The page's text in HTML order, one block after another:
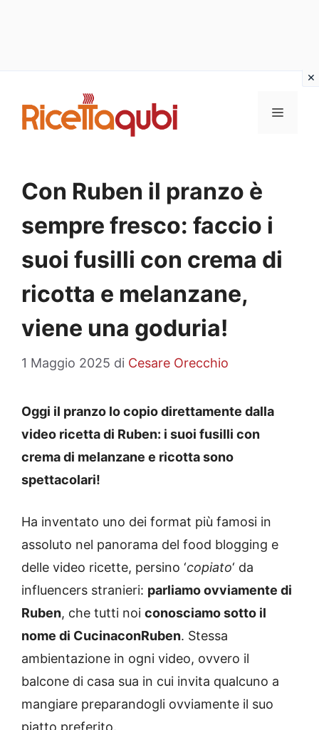
contenuto
MENU
Con Ruben il pranzo è
sempre fresco: faccio i
suoi fusilli con crema di
ricotta e melanzane,
viene una goduria!
1 Maggio 2025 di Cesare Orecchio
Oggi il pranzo lo copio direttamente dalla
video ricetta di Ruben: i suoi fusilli con
crema di melanzane e ricotta sono
spettacolari!
Ha inventato uno dei format più famosi in
assoluto nel panorama del food blogging e
delle video ricette, persino ‘copiato‘ da
influencers stranieri: parliamo ovviamente di
Ruben, che tutti noi conosciamo sotto il
nome di CucinaconRuben. Stessa
ambientazione in ogni video, ovvero il
balcone di casa sua in cui invita qualcuno a
mangiare preparandogli ovviamente il suo